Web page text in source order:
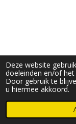
Deze website
doeleinden en/of
Door gebruik te
u hiermee akkoord.
© 2025- 2026 Djöz